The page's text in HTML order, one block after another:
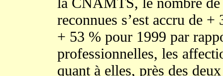
reconnues s’est accru de
+ 53 % pour 1999 par
professionnelles, les
quant à elles, près des